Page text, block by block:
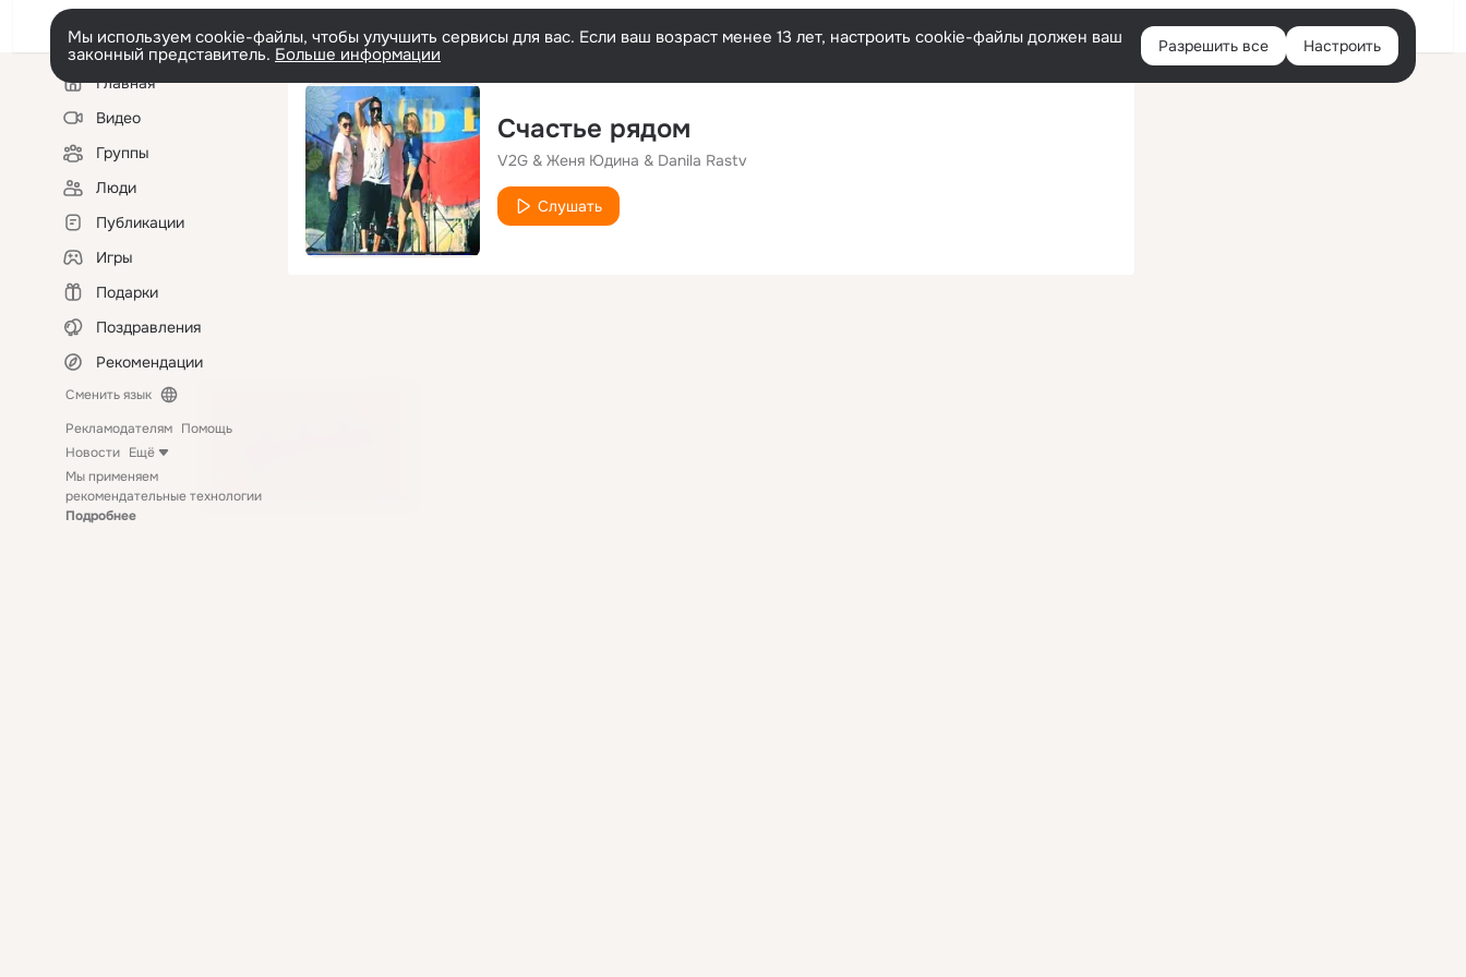
Войти
Мы используем cookie-файлы, чтобы улучшить сервисы для вас. Если ваш возраст менее 13 лет, настроить cookie-файлы должен ваш
законный представитель. Больше информации Разрешить все Настроить
Левая
колонкаГлавная
Видео
Группы
Люди
Публикации
Игры
Подарки
Поздравления
Рекомендации
Сменить язык
Рекламодателям Помощь
Новости Ещё
Мы применяем
рекомендательные технологии
Подробнее
Счастье рядом
V2G & Женя Юдина & Danila Rastv
Слушать